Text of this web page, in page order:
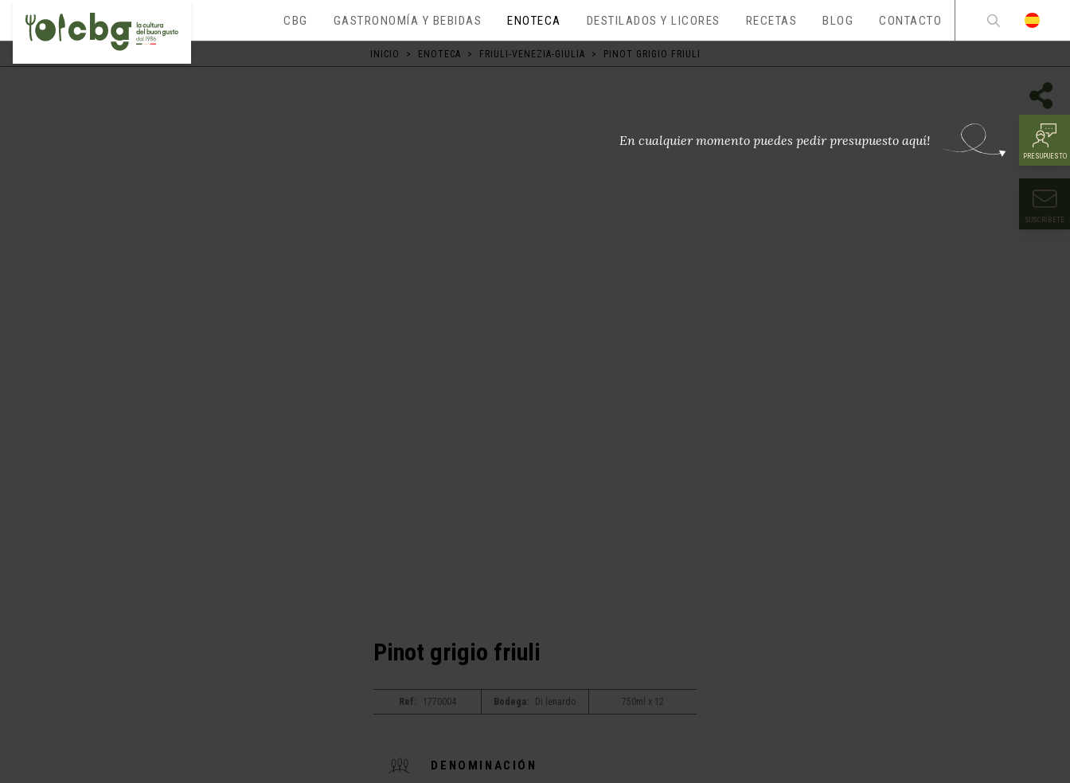
CBG GASTRONOMÍA Y BEBIDAS ENOTECA DESTILADOS Y LICORES RECETAS BLOG CONTACTO
En cualquier momento puedes pedir presupuesto aquí!
PRESUPUESTO
SUSCRÍBETE
INICIO > ENOTECA > FRIULI-VENEZIA-GIULIA > PINOT GRIGIO FRIULI
Pinot grigio friuli
Ref: 1770004 Bodega: Di lenardo 750ml x 12
DENOMINACIÓN